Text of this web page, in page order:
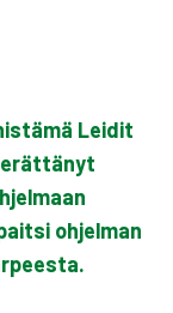
Leidit
ohjelman